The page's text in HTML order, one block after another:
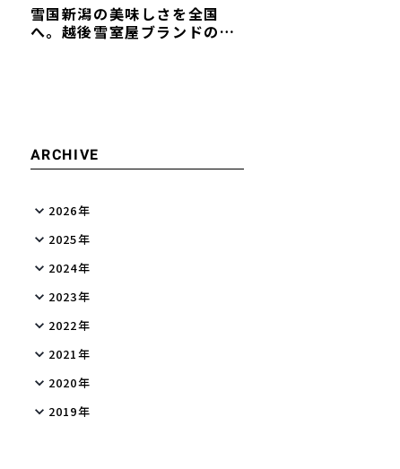
雪国新潟の美味しさを全国
へ。越後雪室屋ブランドの歩
ARCHIVE
2026年
2025年
2024年
2023年
2022年
2021年
2020年
2019年